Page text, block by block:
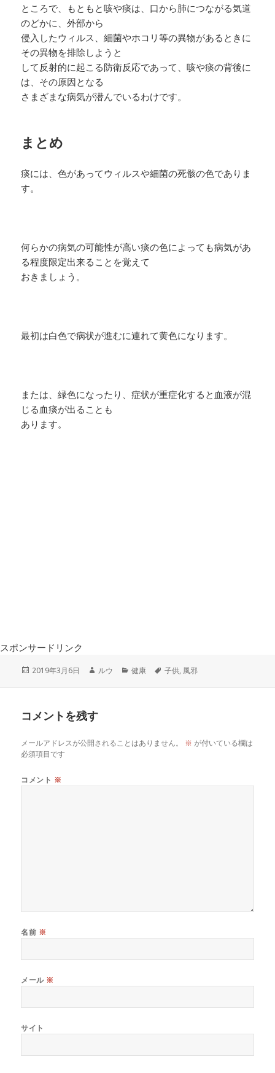
ところで、もともと咳や痰は、口から肺につながる気道
のどかに、外部から
侵入したウィルス、細菌やホコリ等の異物があるときに
その異物を排除しようと
して反射的に起こる防衛反応であって、咳や痰の背後に
は、その原因となる
さまざまな病気が潜んでいるわけです。
まとめ
痰には、色があってウィルスや細菌の死骸の色でありま
す。
何らかの病気の可能性が高い痰の色によっても病気があ
る程度限定出来ることを覚えて
おきましょう。
最初は白色で病状が進むに連れて黄色になります。
または、緑色になったり、症状が重症化すると血液が混
じる血痰が出ることも
あります。
スポンサードリンク
投
2019年3月6日
作
ルウ
カ
健康
タ
子供,風邪
コメントを残す
メールアドレスが公開されることはありません。 ※ が付いている欄は
必須項目です
コメント ※
名前 ※
メール ※
サイト